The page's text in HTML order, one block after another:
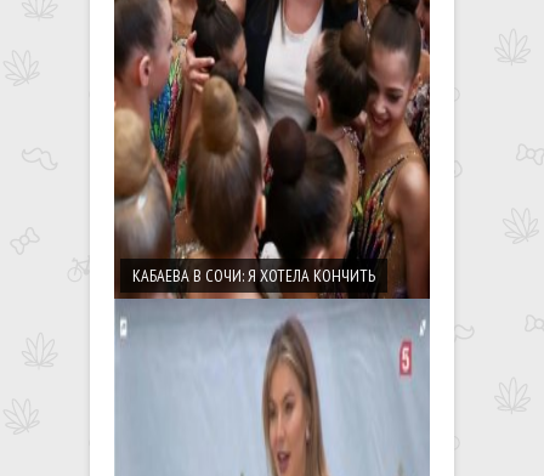
КАБАЕВА В СОЧИ: Я ХОТЕЛА КОНЧИТЬ